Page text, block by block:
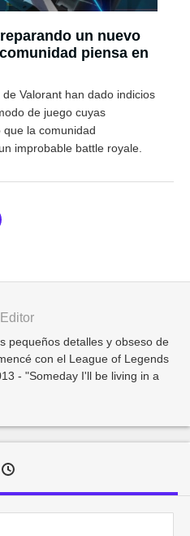
un nuevo
piensa en
Valorant han dado indicios
de juego cuyas
la comunidad
improbable battle royale.
pequeños detalles y obseso de
con el League of Legends
- "Someday I'll be living in a